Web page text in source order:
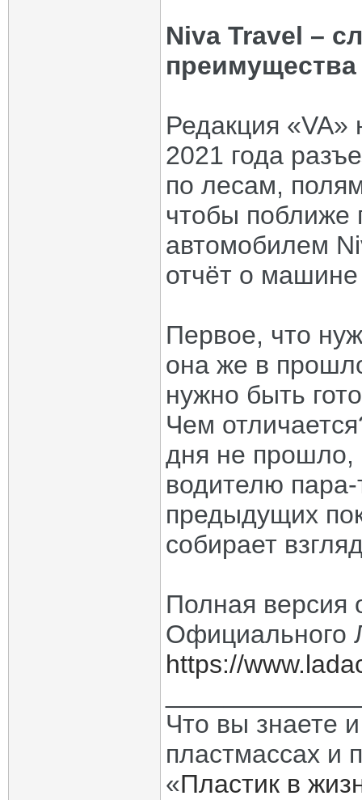
Niva Travel –
преимущества
Редакция «VA»
2021 года
по лесам,
чтобы поближе
автомобилем
отчёт о
Первое, что
она же в
нужно быть
Чем
дня не прошло,
водителю
предыдущих
собирает
Полная версия
Официального
https://
Что вы знаете
пластмассах и
«Пластик в